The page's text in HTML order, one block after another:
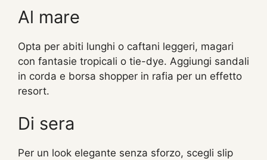
Al mare
Opta per abiti lunghi o caftani leggeri, magari
con fantasie tropicali o tie-dye. Aggiungi sandali
in corda e borsa shopper in rafia per un effetto
resort.
Di sera
Per un look elegante senza sforzo, scegli slip